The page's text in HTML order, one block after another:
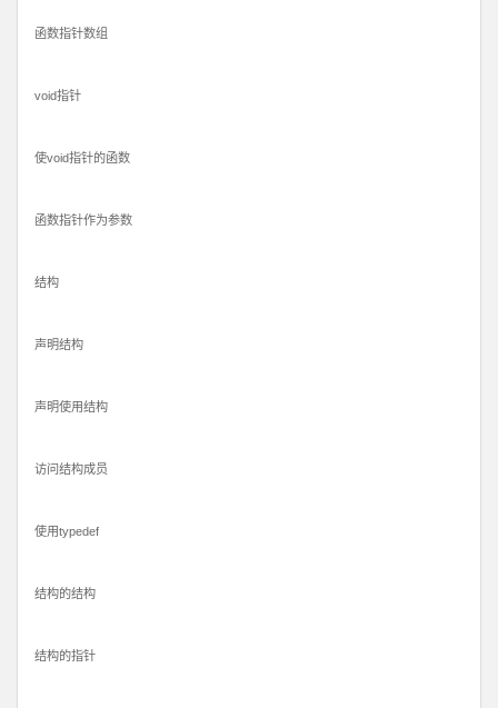
函数指针数组
void指针
使void指针的函数
函数指针作为参数
结构
声明结构
声明使用结构
访问结构成员
使用typedef
结构的结构
结构的指针